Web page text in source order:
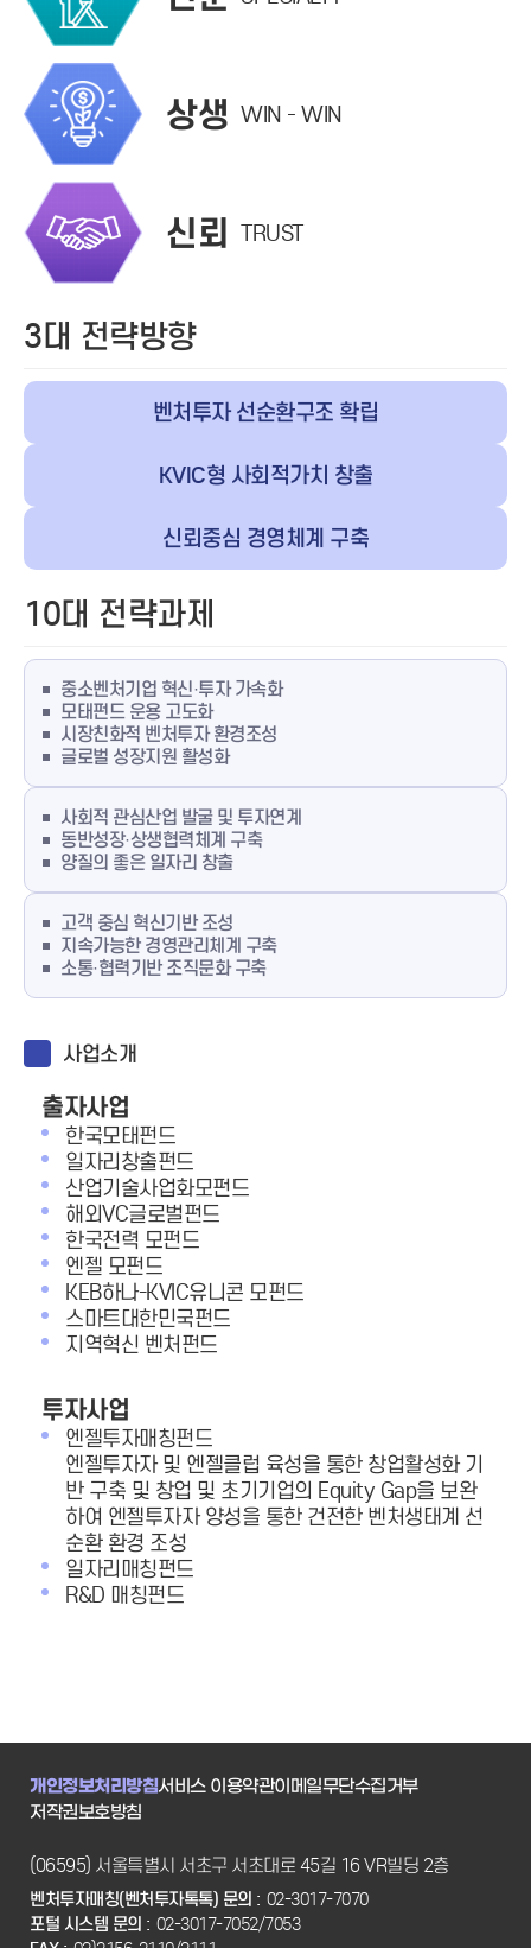
상생 WIN - WIN
신뢰 TRUST
3대 전략방향
벤처투자 선순환구조 확립
KVIC형 사회적가치 창출
신뢰중심 경영체계 구축
10대 전략과제
중소벤처기업 혁신·투자 가속화
모태펀드 운용 고도화
시장친화적 벤처투자 환경조성
글로벌 성장지원 활성화
사회적 관심산업 발굴 및 투자연계
동반성장·상생협력체계 구축
양질의 좋은 일자리 창출
고객 중심 혁신기반 조성
지속가능한 경영관리체계 구축
소통·협력기반 조직문화 구축
사업소개
출자사업
한국모태펀드
일자리창출펀드
산업기술사업화모펀드
해외VC글로벌펀드
한국전력 모펀드
엔젤 모펀드
KEB하나-KVIC유니콘 모펀드
스마트대한민국펀드
지역혁신 벤처펀드
투자사업
엔젤투자매칭펀드
엔젤투자자 및 엔젤클럽 육성을 통한 창업활성화 기
반 구축 및 창업 및 초기기업의 Equity Gap을 보완
하여 엔젤투자자 양성을 통한 건전한 벤처생태계 선
순환 환경 조성
일자리매칭펀드
R&D 매칭펀드
개인정보처리방침서비스 이용약관이메일무단수집거부
저작권보호방침
(06595) 서울특별시 서초구 서초대로 45길 16 VR빌딩 2층
벤처투자매칭(벤처투자톡톡) 문의 : 02-3017-7070
포털 시스템 문의 : 02-3017-7052/7053